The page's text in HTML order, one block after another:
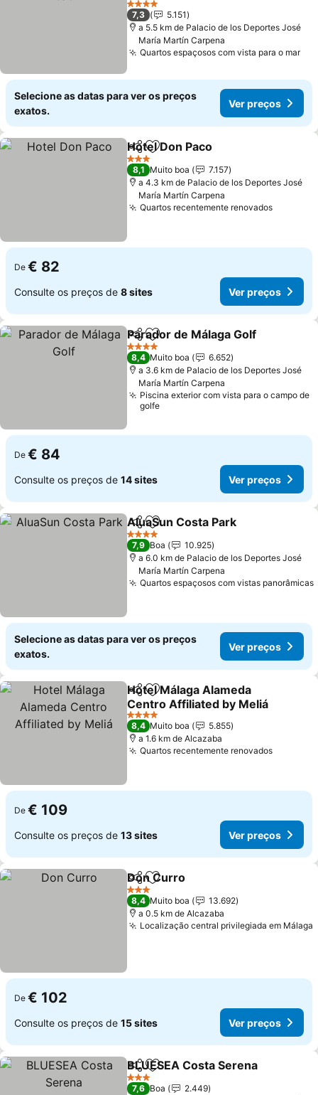
Ver preços
4 Estrelas
7,3
5.151
a 5.5 km de Palacio de los Deportes José
María Martín Carpena
Quartos espaçosos com vista para o mar
Selecione as datas para ver os preços
exatos.
Ver preços
PartilharAdicionar aos favoritos
Hotel Don Paco
3 Estrelas
8,1 Muito boa
7.157
a 4.3 km de Palacio de los Deportes José
María Martín Carpena
Quartos recentemente renovadosVer
De € 82
Consulte os preços de 8 sites Ver preços
PartilharAdicionar aos favoritos
Parador de Málaga Golf
4 Estrelas
8,4 Muito boa
6.652
a 3.6 km de Palacio de los Deportes José
María Martín Carpena
Piscina exterior com vista para o campo de
golfe
De € 84
Consulte os preços de 14 sites Ver preços
PartilharAdicionar aos favoritos
AluaSun Costa Park
4 Estrelas
7,9 Boa
10.925
a 6.0 km de Palacio de los Deportes José
María Martín Carpena
Quartos espaçosos com vistas panorâmicas
Selecione as datas para ver os preços
exatos.
Ver preços
PartilharAdicionar aos favoritos
Hotel Málaga Alameda
Centro Affiliated by Meliá
Ver preços
4 Estrelas
8,4 Muito boa
5.855
a 1.6 km de Alcazaba
Quartos recentemente renovadosVer
De € 109
Consulte os preços de 13 sites Ver preços
PartilharAdicionar aos favoritos
Don Curro
3 Estrelas
8,4 Muito boa
13.692
a 0.5 km de Alcazaba
Localização central privilegiada em Málaga
De € 102
Consulte os preços de 15 sites Ver preços
PartilharAdicionar aos favoritos
BLUESEA Costa Serena
3 Estrelas
7,6 Boa
2.449